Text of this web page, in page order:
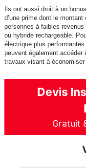
Ils ont aussi droit à un
d’une prime dont le
personnes à faibles revenus
ou hybride rechargeable.
électrique plus
peuvent également accéder
travaux visant à